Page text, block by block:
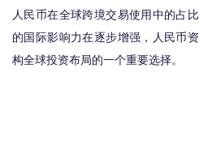
人民币在全球跨境交易使用中的占
的国际影响力在逐步增强，人民币
构全球投资布局的一个重要选择。